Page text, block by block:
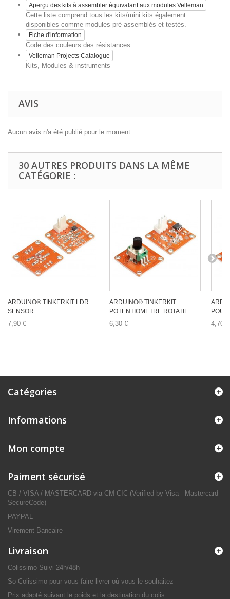
Aperçu des kits à assembler équivalant aux modules Velleman
Cette liste comprend tous les kits/mini kits également
disponibles comme modules pré-assemblés et testés.
Fiche d'information
Code des couleurs des résistances
Velleman Projects Catalogue
Kits, Modules & instruments
AVIS
Aucun avis n'a été publié pour le moment.
30 AUTRES PRODUITS DANS LA MÊME
CATÉGORIE :
ARDUINO® TINKERKIT LDR
SENSOR
7,90 €
ARDUINO® TINKERKIT
POTENTIOMETRE ROTATIF
6,30 € 4,70 €
Catégories
Informations
Mon compte
Paiment sécurisé
CB / VISA / MASTERCARD via CM-CIC (Verified by Visa - Mastercard
SecureCode)
PAYPAL
Virement Bancaire
Livraison
Colissimo Suivi 24h/48h
So Colissimo pour vous faire livrer où vous le souhaitez
Prix adapté suivant le poids et la destination du colis